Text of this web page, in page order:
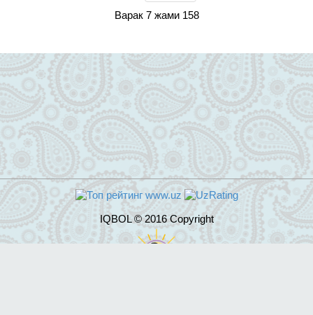
Варак 7 жами 158
IQBOL © 2016 Copyright